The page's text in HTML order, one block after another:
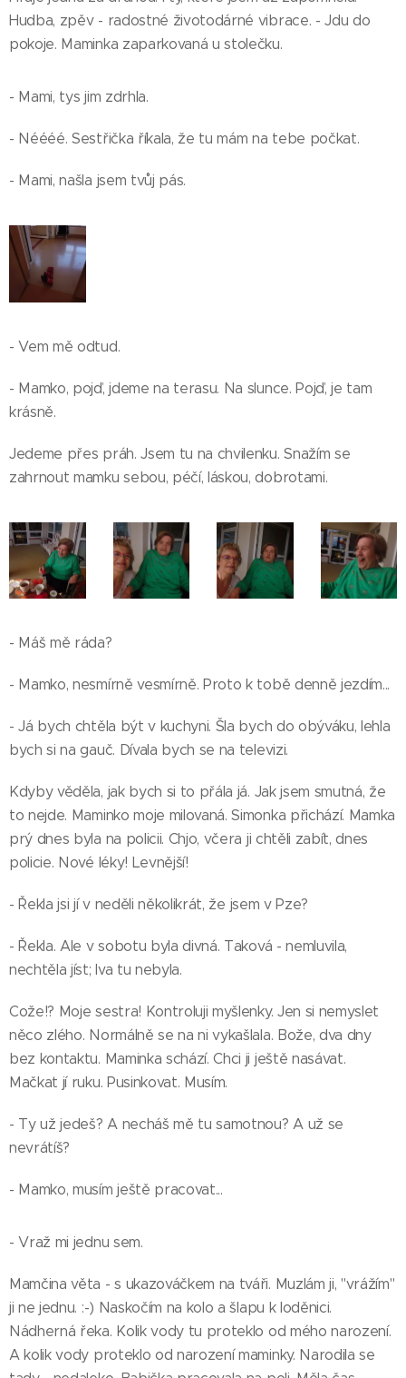
Hudba, zpěv - radostné životodárné vibrace. - Jdu do
pokoje. Maminka zaparkovaná u stolečku.
- Mami, tys jim zdrhla.
- Néééé. Sestřička říkala, že tu mám na tebe počkat.
- Mami, našla jsem tvůj pás.
- Vem mě odtud.
- Mamko, pojď, jdeme na terasu. Na slunce. Pojď, je tam
krásně.
Jedeme přes práh. Jsem tu na chvilenku. Snažím se
zahrnout mamku sebou, péčí, láskou, dobrotami.
- Máš mě ráda?
- Mamko, nesmírně vesmírně. Proto k tobě denně jezdím...
- Já bych chtěla být v kuchyni. Šla bych do obýváku, lehla
bych si na gauč. Dívala bych se na televizi.
Kdyby věděla, jak bych si to přála já. Jak jsem smutná, že
to nejde. Maminko moje milovaná. Simonka přichází. Mamka
prý dnes byla na policii. Chjo, včera ji chtěli zabít, dnes
policie. Nové léky! Levnější!
- Řekla jsi jí v neděli několikrát, že jsem v Pze?
- Řekla. Ale v sobotu byla divná. Taková - nemluvila,
nechtěla jíst; Iva tu nebyla.
Cože!? Moje sestra! Kontroluji myšlenky. Jen si nemyslet
něco zlého. Normálně se na ni vykašlala. Bože, dva dny
bez kontaktu. Maminka schází. Chci ji ještě nasávat.
Mačkat jí ruku. Pusinkovat. Musím.
- Ty už jedeš? A necháš mě tu samotnou? A už se
nevrátíš?
- Mamko, musím ještě pracovat...
- Vraž mi jednu sem.
Mamčina věta - s ukazováčkem na tváři. Muzlám ji, "vrážím"
ji ne jednu. :-) Naskočím na kolo a šlapu k loděnici.
Nádherná řeka. Kolik vody tu proteklo od mého narození.
A kolik vody proteklo od narození maminky. Narodila se